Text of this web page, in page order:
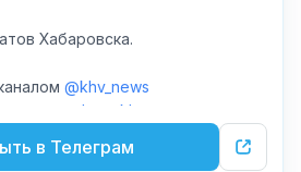
Хабаровска.
@khv_news
@love_khv
в Телеграм